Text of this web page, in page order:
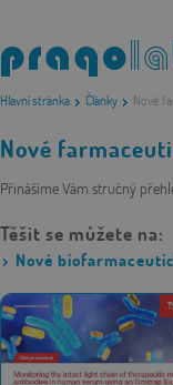
Hlavní stránka Články Nové
Nové
Přinášíme Vám stručný
Těšit se můžete na:
Nové